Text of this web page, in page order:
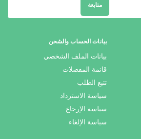
بيانات الحساب والشحن
بيانات الملف الشخصي
قائمة المفضلات
تتبع الطلب
سياسة الاسترداد
سياسة الإرجاع
سياسة الإلغاء
متابعة